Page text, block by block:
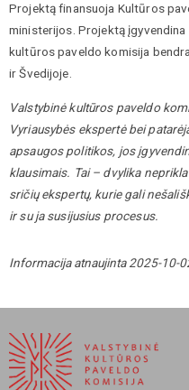
Projektą finansuoja Kultūros
ministerijos. Projektą
kultūros paveldo komisija
ir Švedijoje.
Valstybinė kultūros paveldo
Vyriausybės ekspertė bei
apsaugos politikos, jos
klausimais. Tai – dvylika
sričių ekspertų, kurie gali
ir su ja susijusius procesus.
Informacija atnaujinta 2025-10-